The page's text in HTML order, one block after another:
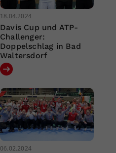
18.04.2024
Davis Cup und ATP-
Challenger:
Doppelschlag in Bad
Waltersdorf
06.02.2024